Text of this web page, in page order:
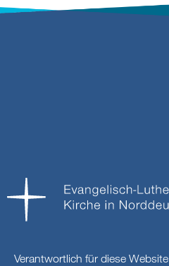
Verantwortlich für diese Website